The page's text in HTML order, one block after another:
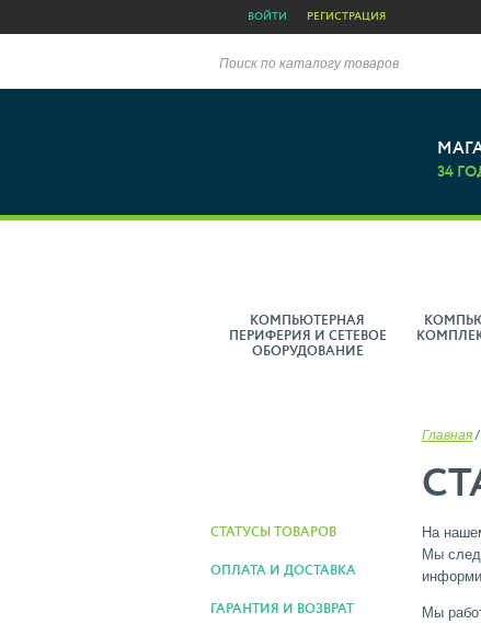
ВОЙТИ РЕГИСТРАЦИЯ
Поиск по каталогу товаров
34
КОМПЬЮТЕРНАЯ
ПЕРИФЕРИЯ И СЕТЕВОЕ
ОБОРУДОВАНИЕ
СТАТУСЫ ТОВАРОВ
ОПЛАТА И ДОСТАВКА
ГАРАНТИЯ И ВОЗВРАТ
Главная /
На
Мы
Мы